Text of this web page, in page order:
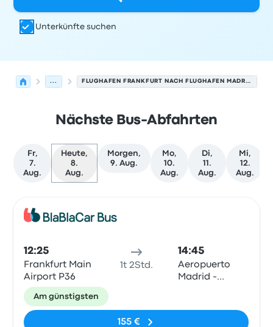
Unterkünfte suchen
... FLUGHAFEN FRANKFURT NACH FLUGHAFEN MADRID
Nächste Bus-Abfahrten
Fr,
7.
Aug.
Heute,
8.
Aug.
Morgen,
9. Aug.
Mo,
10.
Aug.
Di,
11.
Aug.
Mi,
12.
Aug.
12:25
Frankfurt Main
Airport P36
1t 2Std.
14:45
Aeropuerto
Madrid -
Am günstigsten
155 €